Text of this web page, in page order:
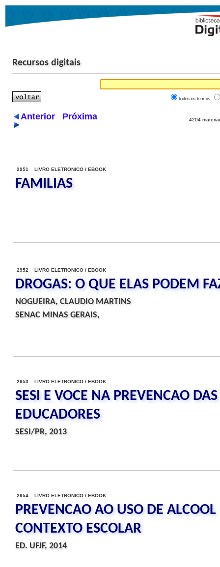
Recursos digitais
todos os termos
Anterior Próxima 4204
2951 LIVRO ELETRONICO / EBOOK
FAMILIAS
2952 LIVRO ELETRONICO / EBOOK
DROGAS: O QUE ELAS PODEM
NOGUEIRA, CLAUDIO MARTINS
SENAC MINAS GERAIS,
2953 LIVRO ELETRONICO / EBOOK
SESI E VOCE NA PREVENCAO
EDUCADORES
SESI/PR, 2013
2954 LIVRO ELETRONICO / EBOOK
PREVENCAO AO USO DE
CONTEXTO ESCOLAR
ED. UFJF, 2014